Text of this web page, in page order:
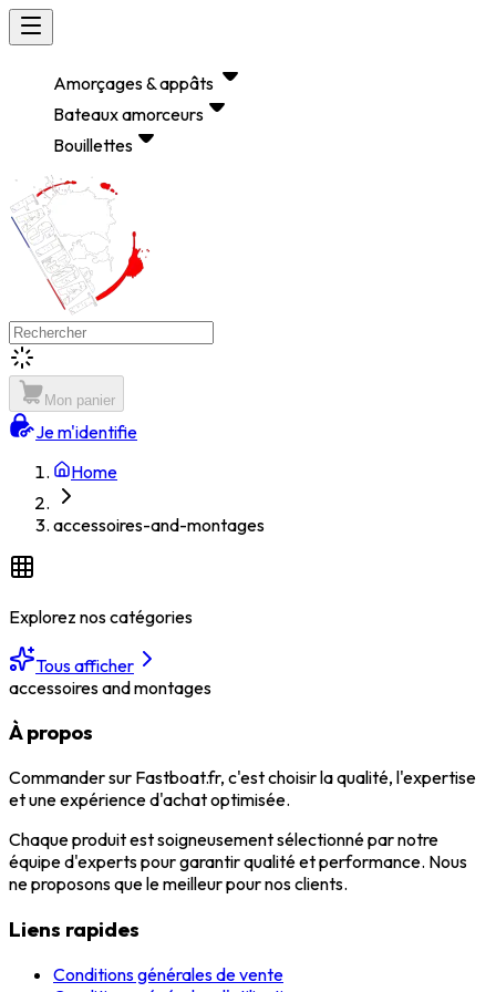
Amorçages & appâts
Bateaux amorceurs
Bouillettes
Mon panier
Je m'identifie
Home
accessoires-and-montages
Explorez nos catégories
Tous afficher
accessoires and montages
À propos
Commander sur Fastboat.fr, c'est choisir la qualité, l'expertise
et une expérience d'achat optimisée.
Chaque produit est soigneusement sélectionné par notre
équipe d'experts pour garantir qualité et performance. Nous
ne proposons que le meilleur pour nos clients.
Liens rapides
Conditions générales de vente